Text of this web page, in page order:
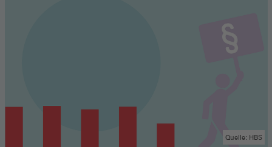
Quelle: HBS